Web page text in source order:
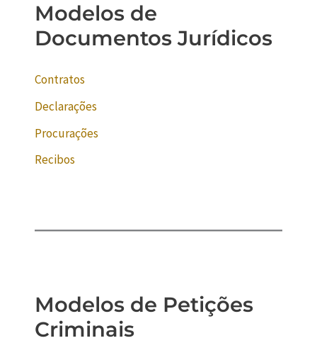
Modelos de
Documentos Jurídicos
Contratos
Declarações
Procurações
Recibos
Modelos de Petições
Criminais